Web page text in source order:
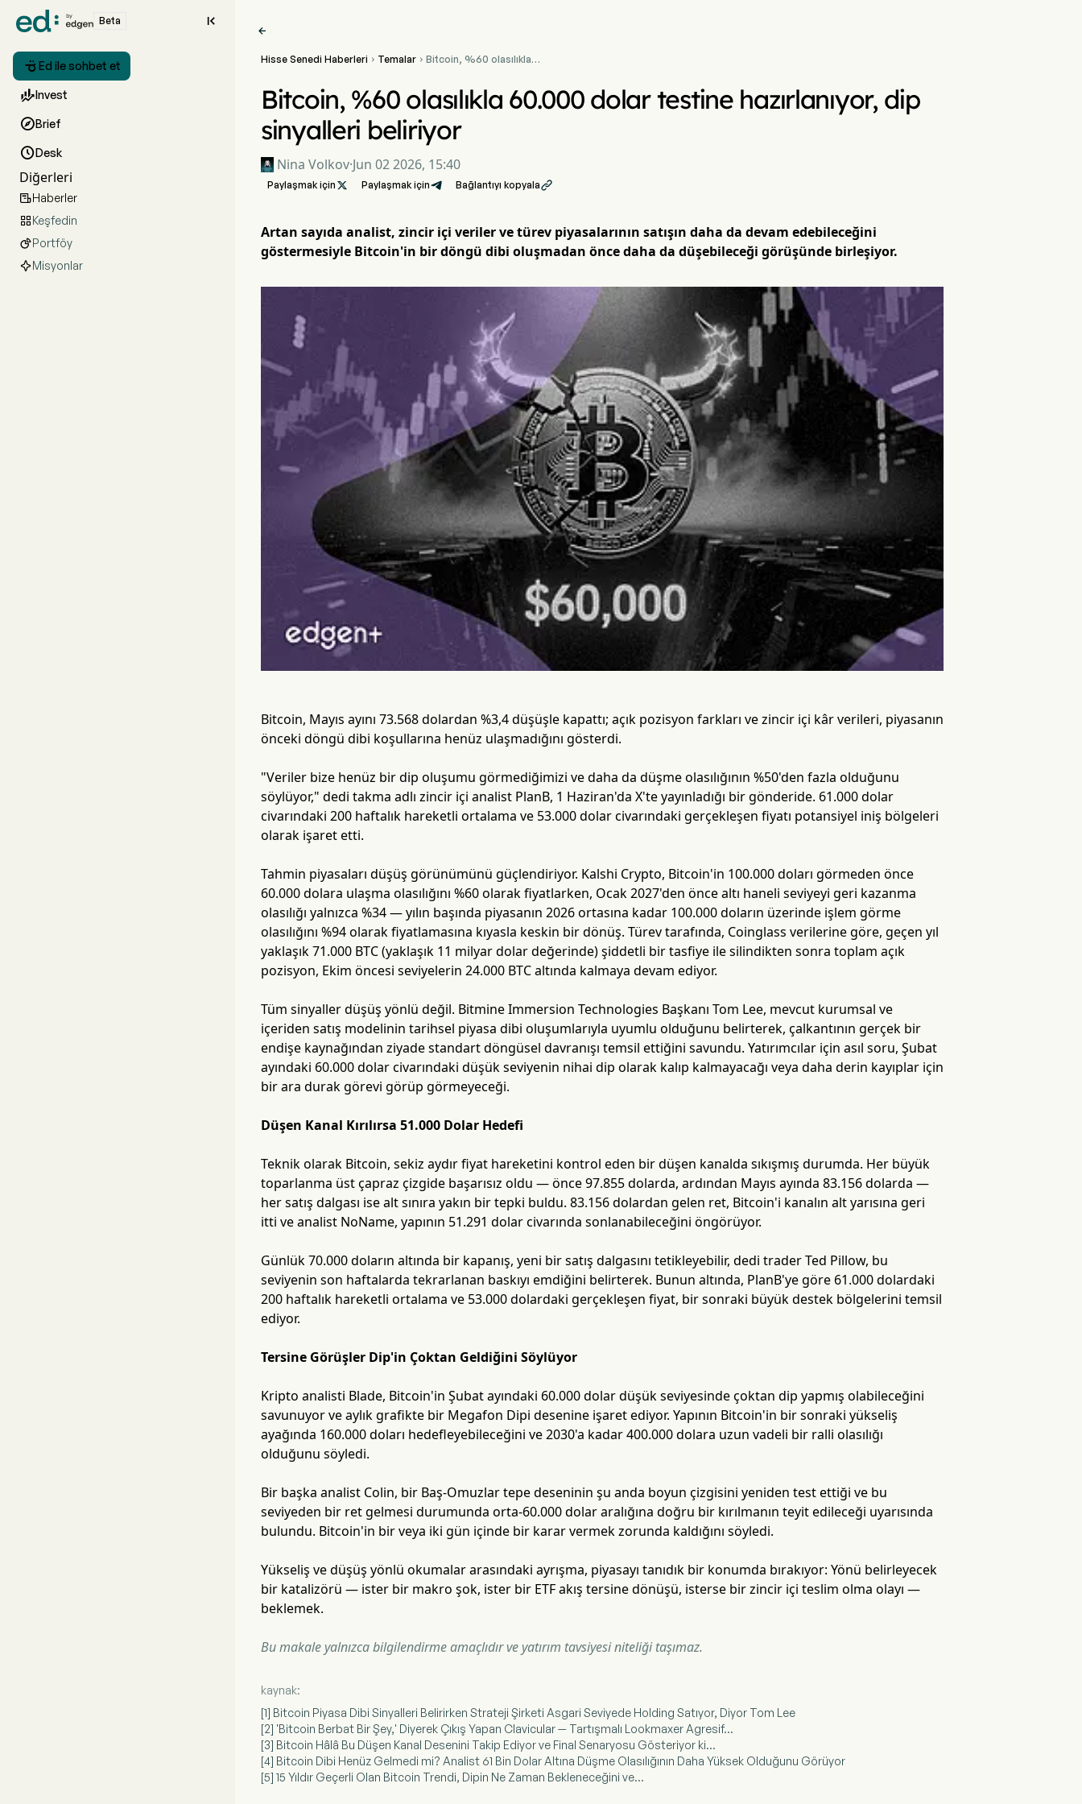
Beta 
 Ed ile sohbet et
Invest
Brief
Desk
Diğerleri
Haberler
Keşfedin
Portföy
Misyonlar

Hisse Senedi Haberleri  Temalar  Bitcoin, %60 olasılıkla
beliriyor
Bitcoin, %60 olasılıkla 60.000 dolar testine hazırlanıyor, dip
sinyalleri beliriyor
Nina Volkov·Jun 02 2026, 15:40
Paylaşmak için  Paylaşmak için Bağlantıyı kopyala
Artan sayıda analist, zincir içi veriler ve türev piyasalarının satışın daha da devam edebileceğini
göstermesiyle Bitcoin'in bir döngü dibi oluşmadan önce daha da düşebileceği görüşünde birleşiyor.
Bitcoin, Mayıs ayını 73.568 dolardan %3,4 düşüşle kapattı; açık pozisyon farkları ve zincir içi kâr verileri, piyasanın
önceki döngü dibi koşullarına henüz ulaşmadığını gösterdi.
"Veriler bize henüz bir dip oluşumu görmediğimizi ve daha da düşme olasılığının %50'den fazla olduğunu
söylüyor," dedi takma adlı zincir içi analist PlanB, 1 Haziran'da X'te yayınladığı bir gönderide. 61.000 dolar
civarındaki 200 haftalık hareketli ortalama ve 53.000 dolar civarındaki gerçekleşen fiyatı potansiyel iniş bölgeleri
olarak işaret etti.
Tahmin piyasaları düşüş görünümünü güçlendiriyor. Kalshi Crypto, Bitcoin'in 100.000 doları görmeden önce
60.000 dolara ulaşma olasılığını %60 olarak fiyatlarken, Ocak 2027'den önce altı haneli seviyeyi geri kazanma
olasılığı yalnızca %34 — yılın başında piyasanın 2026 ortasına kadar 100.000 doların üzerinde işlem görme
olasılığını %94 olarak fiyatlamasına kıyasla keskin bir dönüş. Türev tarafında, Coinglass verilerine göre, geçen yıl
yaklaşık 71.000 BTC (yaklaşık 11 milyar dolar değerinde) şiddetli bir tasfiye ile silindikten sonra toplam açık
pozisyon, Ekim öncesi seviyelerin 24.000 BTC altında kalmaya devam ediyor.
Tüm sinyaller düşüş yönlü değil. Bitmine Immersion Technologies Başkanı Tom Lee, mevcut kurumsal ve
içeriden satış modelinin tarihsel piyasa dibi oluşumlarıyla uyumlu olduğunu belirterek, çalkantının gerçek bir
endişe kaynağından ziyade standart döngüsel davranışı temsil ettiğini savundu. Yatırımcılar için asıl soru, Şubat
ayındaki 60.000 dolar civarındaki düşük seviyenin nihai dip olarak kalıp kalmayacağı veya daha derin kayıplar için
bir ara durak görevi görüp görmeyeceği.
Düşen Kanal Kırılırsa 51.000 Dolar Hedefi
Teknik olarak Bitcoin, sekiz aydır fiyat hareketini kontrol eden bir düşen kanalda sıkışmış durumda. Her büyük
toparlanma üst çapraz çizgide başarısız oldu — önce 97.855 dolarda, ardından Mayıs ayında 83.156 dolarda —
her satış dalgası ise alt sınıra yakın bir tepki buldu. 83.156 dolardan gelen ret, Bitcoin'i kanalın alt yarısına geri
itti ve analist NoName, yapının 51.291 dolar civarında sonlanabileceğini öngörüyor.
Günlük 70.000 doların altında bir kapanış, yeni bir satış dalgasını tetikleyebilir, dedi trader Ted Pillow, bu
seviyenin son haftalarda tekrarlanan baskıyı emdiğini belirterek. Bunun altında, PlanB'ye göre 61.000 dolardaki
200 haftalık hareketli ortalama ve 53.000 dolardaki gerçekleşen fiyat, bir sonraki büyük destek bölgelerini temsil
ediyor.
Tersine Görüşler Dip'in Çoktan Geldiğini Söylüyor
Kripto analisti Blade, Bitcoin'in Şubat ayındaki 60.000 dolar düşük seviyesinde çoktan dip yapmış olabileceğini
savunuyor ve aylık grafikte bir Megafon Dipi desenine işaret ediyor. Yapının Bitcoin'in bir sonraki yükseliş
ayağında 160.000 doları hedefleyebileceğini ve 2030'a kadar 400.000 dolara uzun vadeli bir ralli olasılığı
olduğunu söyledi.
Bir başka analist Colin, bir Baş-Omuzlar tepe deseninin şu anda boyun çizgisini yeniden test ettiği ve bu
seviyeden bir ret gelmesi durumunda orta-60.000 dolar aralığına doğru bir kırılmanın teyit edileceği uyarısında
bulundu. Bitcoin'in bir veya iki gün içinde bir karar vermek zorunda kaldığını söyledi.
Yükseliş ve düşüş yönlü okumalar arasındaki ayrışma, piyasayı tanıdık bir konumda bırakıyor: Yönü belirleyecek
bir katalizörü — ister bir makro şok, ister bir ETF akış tersine dönüşü, isterse bir zincir içi teslim olma olayı —
beklemek.
Bu makale yalnızca bilgilendirme amaçlıdır ve yatırım tavsiyesi niteliği taşımaz.
kaynak:
[1] Bitcoin Piyasa Dibi Sinyalleri Belirirken Strateji Şirketi Asgari Seviyede Holding Satıyor, Diyor Tom Lee
[2] 'Bitcoin Berbat Bir Şey,' Diyerek Çıkış Yapan Clavicular — Tartışmalı Lookmaxer Agresif...
[3] Bitcoin Hâlâ Bu Düşen Kanal Desenini Takip Ediyor ve Final Senaryosu Gösteriyor ki...
[4] Bitcoin Dibi Henüz Gelmedi mi? Analist 61 Bin Dolar Altına Düşme Olasılığının Daha Yüksek Olduğunu Görüyor
[5] 15 Yıldır Geçerli Olan Bitcoin Trendi, Dipin Ne Zaman Bekleneceğini ve...